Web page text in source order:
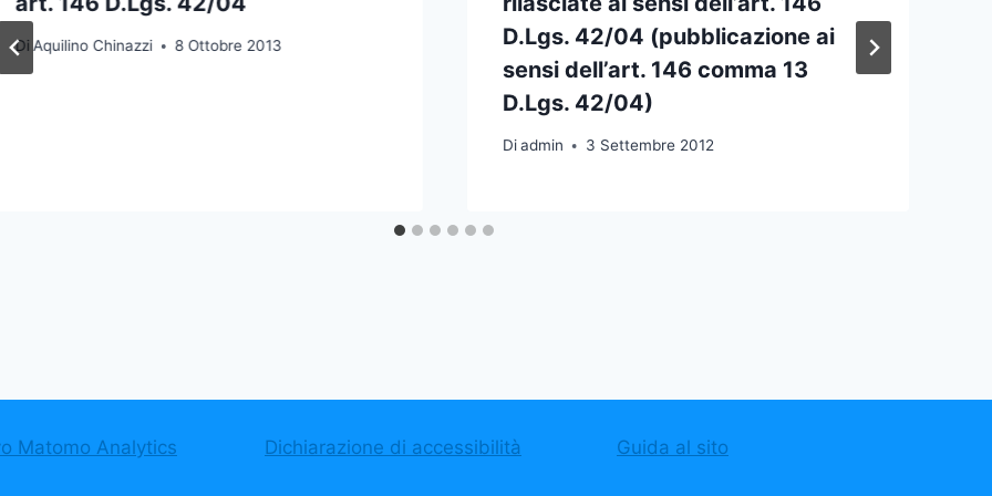
Di Aquilino Chinazzi 8 Ottobre 2013
D.Lgs. 42/04 (pubblicazione ai
sensi dell’art. 146 comma 13
D.Lgs. 42/04)
Di admin 3 Settembre 2012
Matomo Analytics Dichiarazione di accessibilità Guida al sito